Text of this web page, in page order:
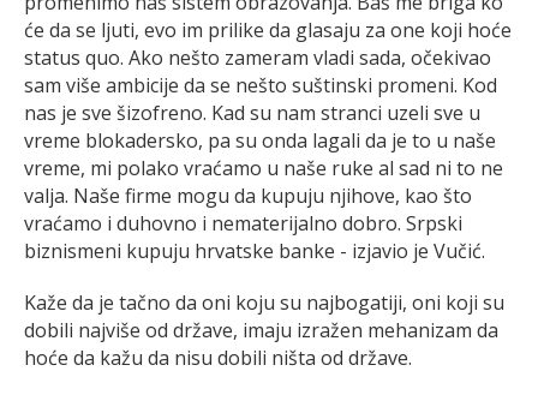
će da se ljuti, evo im prilike da glasaju za one koji hoće
status quo. Ako nešto zameram vladi sada, očekivao
sam više ambicije da se nešto suštinski promeni. Kod
nas je sve šizofreno. Kad su nam stranci uzeli sve u
vreme blokadersko, pa su onda lagali da je to u naše
vreme, mi polako vraćamo u naše ruke al sad ni to ne
valja. Naše firme mogu da kupuju njihove, kao što
vraćamo i duhovno i nematerijalno dobro. Srpski
biznismeni kupuju hrvatske banke - izjavio je Vučić.
Kaže da je tačno da oni koju su najbogatiji, oni koji su
dobili najviše od države, imaju izražen mehanizam da
hoće da kažu da nisu dobili ništa od države.